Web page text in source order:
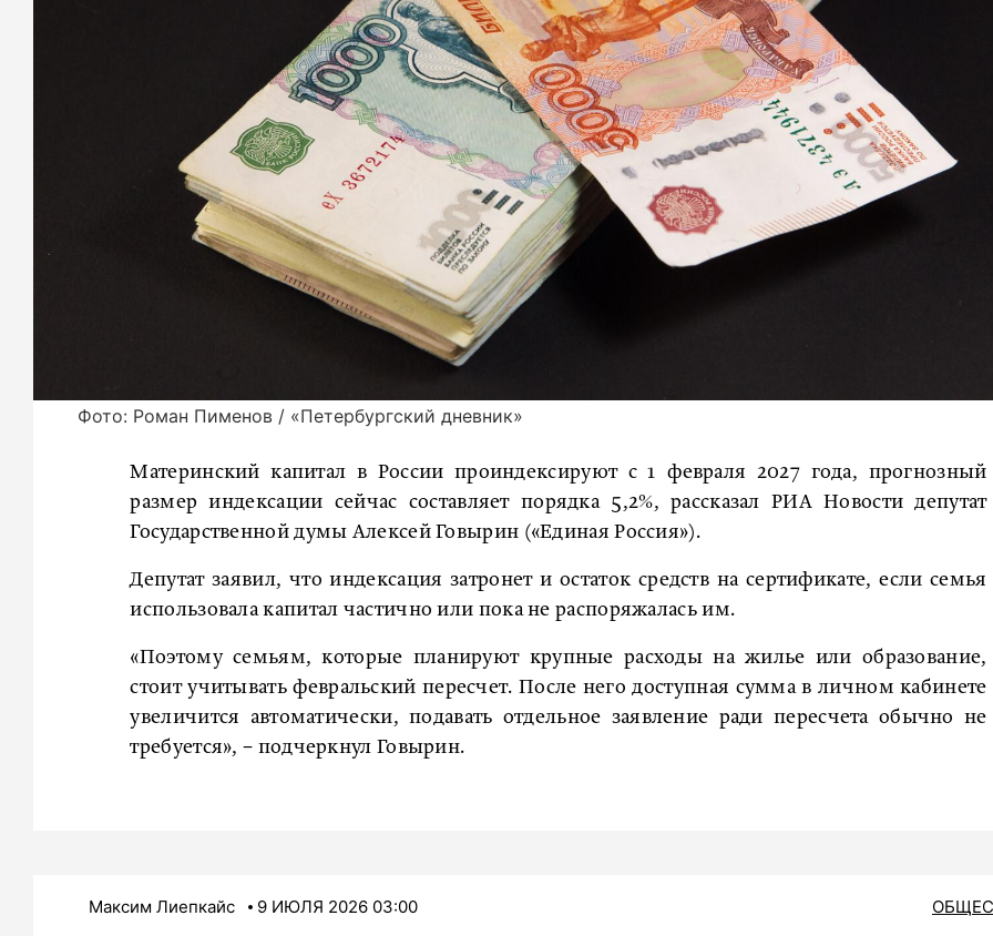
Фото: Роман Пименов / «Петербургский дневник»
Материнский капитал в России проиндексируют с 1 февраля 2027 года, прогнозный
размер индексации сейчас составляет порядка 5,2%, рассказал РИА Новости депутат
Государственной думы Алексей Говырин («Единая Россия»).
Депутат заявил, что индексация затронет и остаток средств на сертификате, если семья
использовала капитал частично или пока не распоряжалась им.
«Поэтому семьям, которые планируют крупные расходы на жилье или образование,
стоит учитывать февральский пересчет. После него доступная сумма в личном кабинете
увеличится автоматически, подавать отдельное заявление ради пересчета обычно не
требуется», − подчеркнул Говырин.
Максим Лиепкайс 9 ИЮЛЯ 2026 03:00